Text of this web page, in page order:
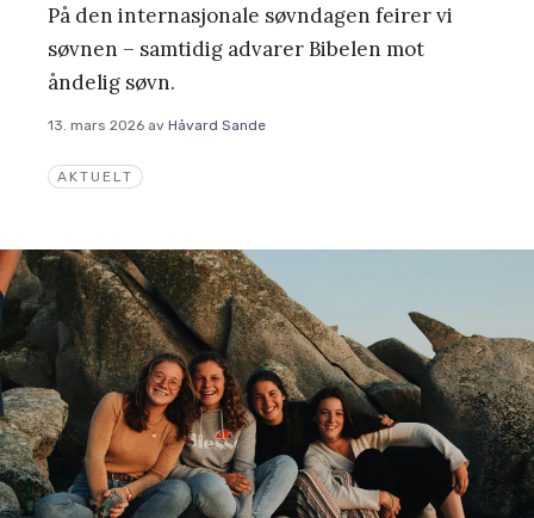
AKTUELT
På den internasjonale søvndagen feirer vi
søvnen – samtidig advarer Bibelen mot
åndelig søvn.
13. mars 2026 av Håvard Sande